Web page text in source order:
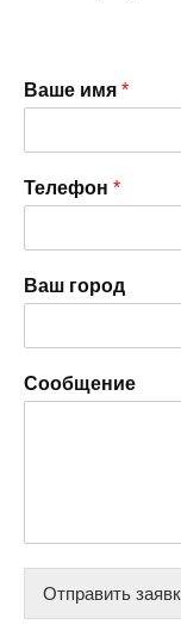
Ваше имя *
Телефон *
Ваш город
Сообщение
Отправить